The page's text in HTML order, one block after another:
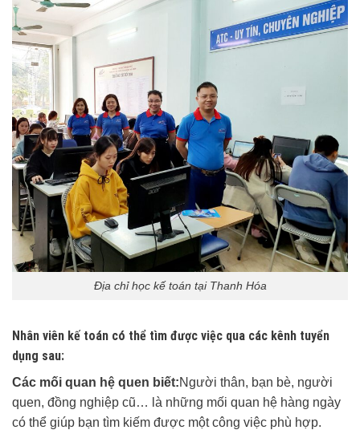
Địa chỉ học kế toán tại Thanh Hóa
Nhân viên kế toán có thể tìm được việc qua các kênh tuyển
dụng sau:
Các mối quan hệ quen biết:Người thân, bạn bè, người
quen, đồng nghiệp cũ… là những mối quan hệ hàng ngày
có thể giúp bạn tìm kiếm được một công việc phù hợp.